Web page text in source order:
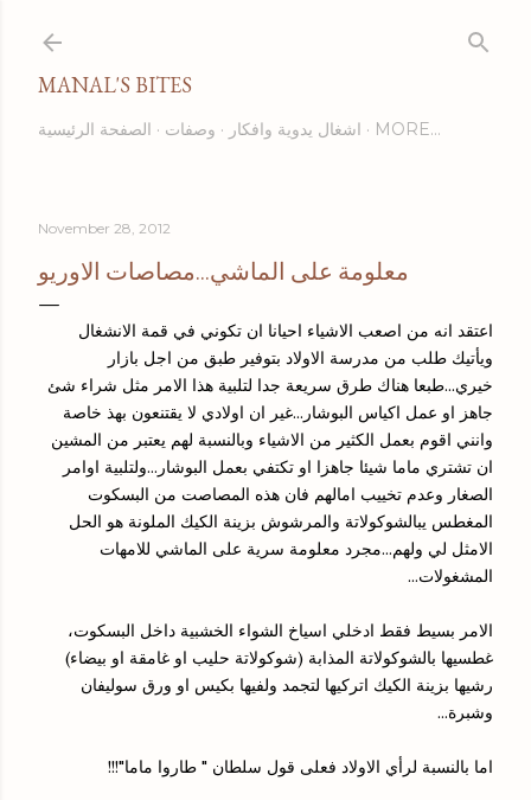
MANAL'S BITES
الصفحة الرئيسية وصفات اشغال يدوية وافكار MORE…
November 28, 2012
معلومة على الماشي...مصاصات الاوريو
اعتقد انه من اصعب الاشياء احيانا ان تكوني في قمة الانشغال
ويأتيك طلب من مدرسة الاولاد بتوفير طبق من اجل بازار
خيري...طبعا هناك طرق سريعة جدا لتلبية هذا الامر مثل شراء شئ
جاهز او عمل اكياس البوشار...غير ان اولادي لا يقتنعون بهذ خاصة
وانني اقوم بعمل الكثير من الاشياء وبالنسبة لهم يعتبر من المشين
ان تشتري ماما شيئا جاهزا او تكتفي بعمل البوشار...ولتلبية اوامر
الصغار وعدم تخييب امالهم فان هذه المصاصت من البسكوت
المغطس يبالشوكولاتة والمرشوش بزينة الكيك الملونة هو الحل
الامثل لي ولهم...مجرد معلومة سرية على الماشي للامهات
المشغولات...
الامر بسيط فقط ادخلي اسياخ الشواء الخشبية داخل البسكوت،
غطسيها بالشوكولاتة المذابة (شوكولاتة حليب او غامقة او بيضاء)
رشيها بزينة الكيك اتركيها لتجمد ولفيها بكيس او ورق سوليفان
وشبرة...
اما بالنسبة لرأي الاولاد فعلى قول سلطان " طاروا ماما"!!!